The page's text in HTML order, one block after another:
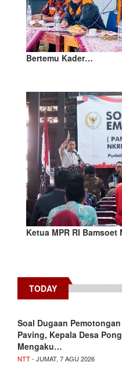
Bertemu Kader…
Ketua MPR RI
TODAY
​Soal Dugaan
Paving, Kepala Desa
Mengaku…
NTT- JUMAT, 7 AGU 2026